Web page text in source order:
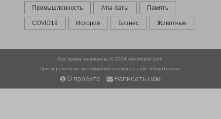
Промышленность Аты-баты Память
COVID19 История Бизнес Животные
Все права защищены © 2024 electrostal.com.
При перепечатке материалов ссылка на сайт обязательна.
О проекте Написать нам